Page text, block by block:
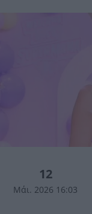
12
Μάι. 2026 16:03